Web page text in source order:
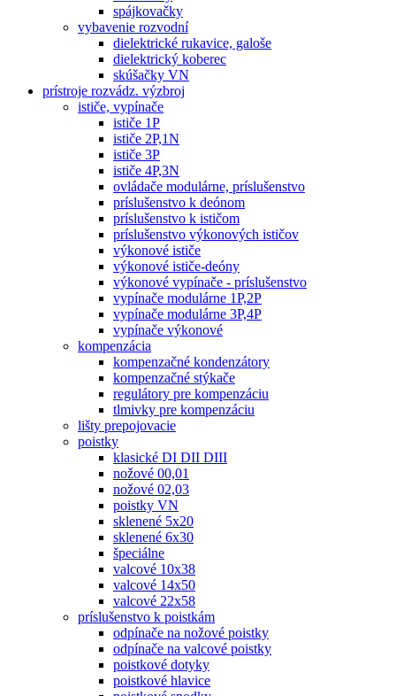
spájkovačky
vybavenie rozvodní
dielektrické rukavice, galoše
dielektrický koberec
skúšačky VN
prístroje rozvádz. výzbroj
ističe, vypínače
ističe 1P
ističe 2P,1N
ističe 3P
ističe 4P,3N
ovládače modulárne, príslušenstvo
príslušenstvo k deónom
príslušenstvo k ističom
príslušenstvo výkonových ističov
výkonové ističe
výkonové ističe-deóny
výkonové vypínače - príslušenstvo
vypínače modulárne 1P,2P
vypínače modulárne 3P,4P
vypínače výkonové
kompenzácia
kompenzačné kondenzátory
kompenzačné stýkače
regulátory pre kompenzáciu
tlmivky pre kompenzáciu
lišty prepojovacie
poistky
klasické DI DII DIII
nožové 00,01
nožové 02,03
poistky VN
sklenené 5x20
sklenené 6x30
špeciálne
valcové 10x38
valcové 14x50
valcové 22x58
príslušenstvo k poistkám
odpínače na nožové poistky
odpínače na valcové poistky
poistkové dotyky
poistkové hlavice